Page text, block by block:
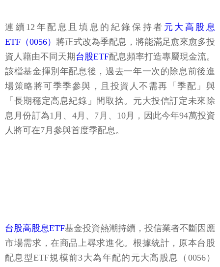
連續12年配息且填息的紀錄保持者 元大高股息
ETF（0056） 將正式改為季配息，將能滿足愈來愈多投
資人藉由不同天期台股ETF配息頻率打造專屬現金流。
該檔基金揮別年配息後，過去一年一次的除息前後進
場策略將可季季參與，且投資人不需再「季配」與
「長期穩定高息紀錄」間取捨。元大投信訂定未來除
息月份訂為1月、4月、7月、10月，因此今年94萬投資
人將可在7月參與首度季配息。
台股高股息ETF基金投資熱潮持續，投信業者不斷因應
市場需求，在商品上尋求進化。根據統計，原本台股
配息型ETF規模前3大為年配的元大高股息（0056）